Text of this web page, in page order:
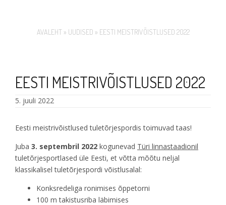
AVALEHT» UUDISED » EESTI MEISTRIVÕISTLUSED 2022
EESTI MEISTRIVÕISTLUSED 2022
5. juuli 2022
Eesti meistrivõistlused tuletõrjespordis toimuvad taas!
Juba 3. septembril 2022 kogunevad Türi linnastaadionil
tuletõrjesportlased üle Eesti, et võtta mõõtu neljal
klassikalisel tuletõrjespordi võistlusalal:
Konksredeliga ronimises õppetorni
100 m takistusriba läbimises